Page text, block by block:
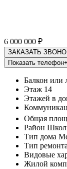
6 000 000 ₽
ЗАКАЗАТЬ
Показать телефон
Балкон или
Этаж 14
Этажей в
Общая
Район
Тип дома
Тип ремонта
Видовые
Жилой